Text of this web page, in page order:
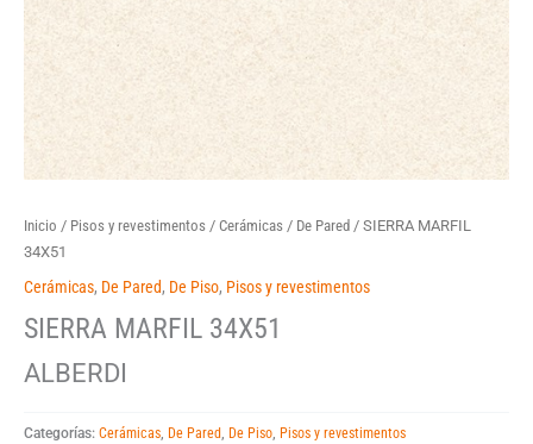
Inicio / Pisos y revestimentos / Cerámicas / De Pared / SIERRA MARFIL
34X51
Cerámicas, De Pared, De Piso, Pisos y revestimentos
SIERRA MARFIL 34X51
ALBERDI
Categorías: Cerámicas, De Pared, De Piso, Pisos y revestimentos